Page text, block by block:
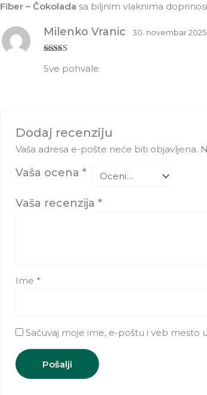
Fiber – Čokolada sa biljnim vlaknima
5od 5
Milenko Vranic 30. novembar 2025.
Sve pohvale
Dodaj recenziju
Vaša adresa e-pošte neće biti objavljena.
Vaša ocena*
Vaša recenzija*
Ime *
Sačuvaj moje ime, e-poštu i veb